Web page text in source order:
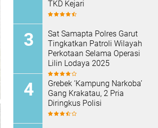
TKD Kejari ‎
Sat Samapta Polres Garut
Tingkatkan Patroli Wilayah
Perkotaan Selama Operasi
Lilin Lodaya 2025
Grebek ‘Kampung Narkoba’
Gang Krakatau, 2 Pria
Diringkus Polisi